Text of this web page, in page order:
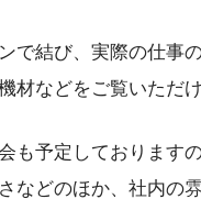
で結び、実際の仕事
材などをご覧いただけ
も予定しておりますの
などのほか、社内の雰